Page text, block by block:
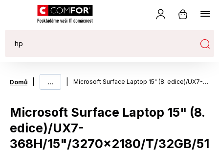
Domů ... Microsoft Surface Laptop 15" (8. edice)/UX7-368H/15"/3270x2180/T/32GB/512GB/Intel int/W11P/Black/2R
Microsoft Surface Laptop 15" (8.
edice)/UX7-
368H/15"/3270x2180/T/32GB/51